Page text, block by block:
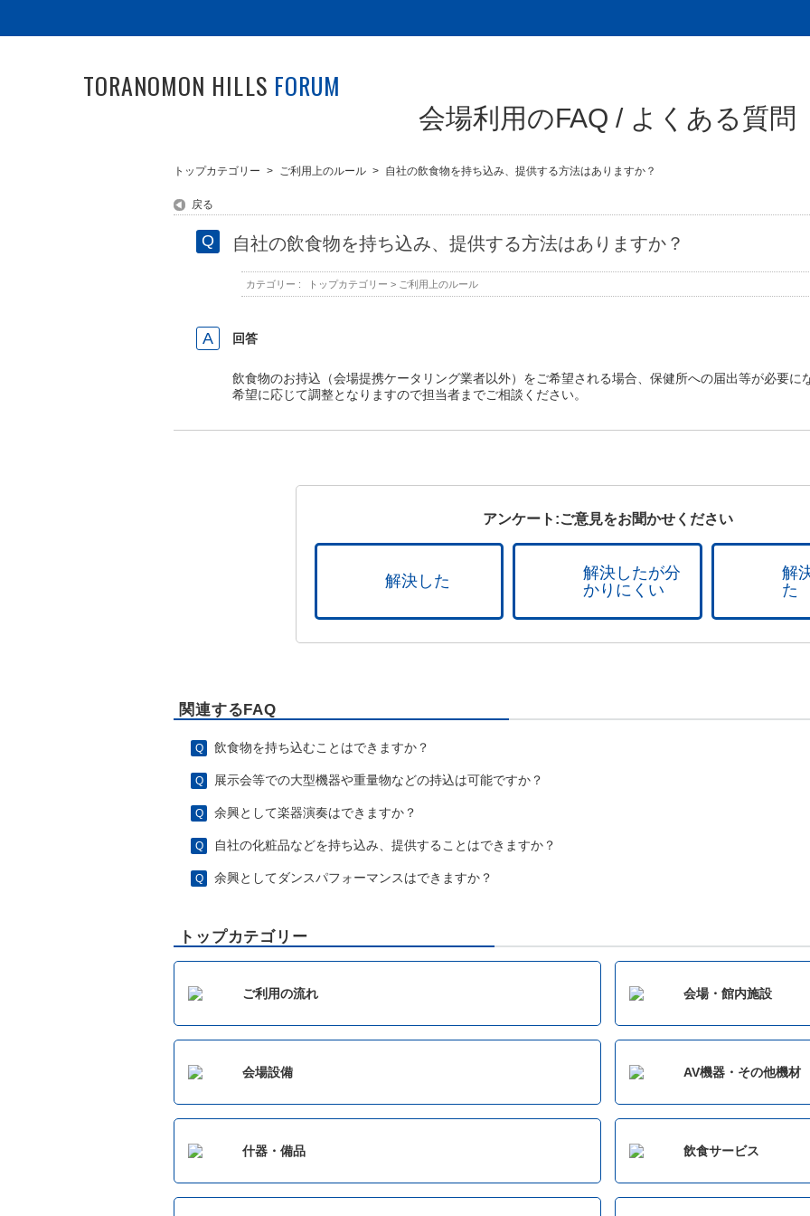
TORANOMON HILLS FORUM
会場利用のFAQ / よくある質問
トップカテゴリー > ご利用上のルール > 自社の飲食物を持ち込み、提供する方法はありますか？
戻る
自社の飲食物を持ち込み、提供する方法はありますか？
カテゴリー : トップカテゴリー > ご利用上のルール
回答
飲食物のお持込（会場提携ケータリング業者以外）をご希望される場合、保健所への届出等が必
希望に応じて調整となりますので担当者までご相談ください。
アンケート:ご意見をお聞かせください
解決した
解決したが分
かりにくい
解
た
関連するFAQ
飲食物を持ち込むことはできますか？
展示会等での大型機器や重量物などの持込は可能ですか？
余興として楽器演奏はできますか？
自社の化粧品などを持ち込み、提供することはできますか？
余興としてダンスパフォーマンスはできますか？
トップカテゴリー
ご利用の流れ 会場・館内施設
会場設備 AV機器・その他機材
什器・備品 飲食サービス